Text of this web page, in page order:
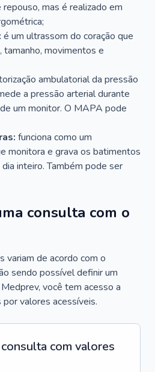
mas é realizado em
é um ultrassom do coração que
tamanho, movimentos e
ambulatorial da pressão
a pressão arterial durante
um monitor. O MAPA pode
funciona como um
monitora e grava os batimentos
inteiro. Também pode ser
consulta com o
variam de acordo com o
sendo possível definir um
você tem acesso a
valores acessíveis.
com valores